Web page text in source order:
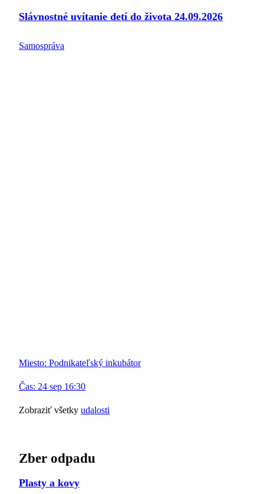
Slávnostné uvítanie detí do života 24.09.2026
Samospráva
Miesto: Podnikateľský inkubátor
Čas: 24 sep 16:30
Zobraziť všetky udalosti
Zber odpadu
Plasty a kovy